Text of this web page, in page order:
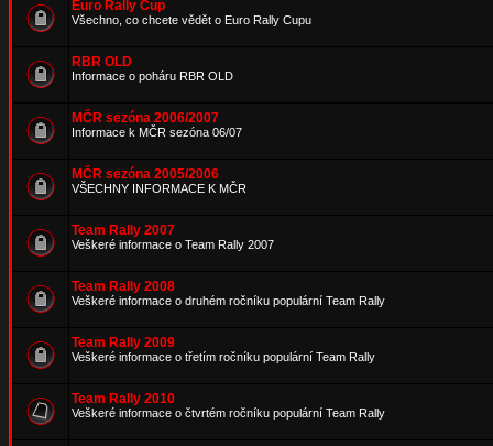
Euro Rally Cup
Všechno, co chcete vědět o Euro Rally Cupu
RBR OLD
Informace o poháru RBR OLD
MČR sezóna 2006/2007
Informace k MČR sezóna 06/07
MČR sezóna 2005/2006
VŠECHNY INFORMACE K MČR
Team Rally 2007
Veškeré informace o Team Rally 2007
Team Rally 2008
Veškeré informace o druhém ročníku populární Team Rally
Team Rally 2009
Veškeré informace o třetím ročníku populární Team Rally
Team Rally 2010
Veškeré informace o čtvrtém ročníku populární Team Rally